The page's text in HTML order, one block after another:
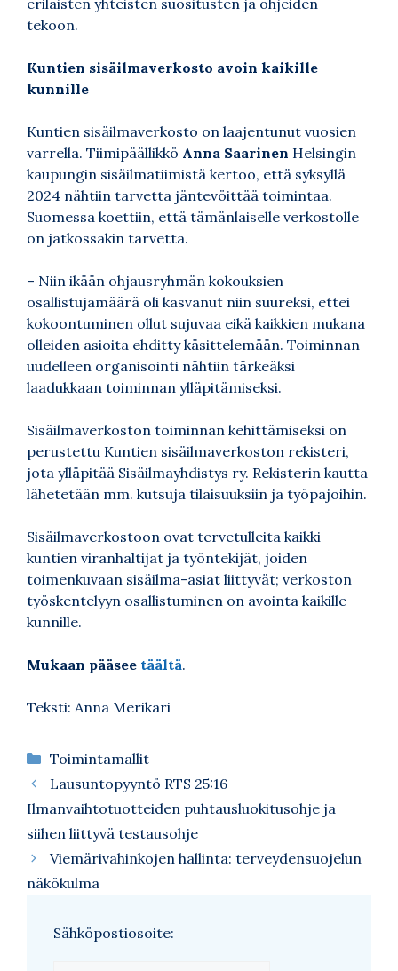
tekoon.
Kuntien sisäilmaverkosto avoin kaikille
kunnille
Kuntien sisäilmaverkosto on laajentunut vuosien
varrella. Tiimipäällikkö Anna Saarinen Helsingin
kaupungin sisäilmatiimistä kertoo, että syksyllä
2024 nähtiin tarvetta jäntevöittää toimintaa.
Suomessa koettiin, että tämänlaiselle verkostolle
on jatkossakin tarvetta.
– Niin ikään ohjausryhmän kokouksien
osallistujamäärä oli kasvanut niin suureksi, ettei
kokoontuminen ollut sujuvaa eikä kaikkien mukana
olleiden asioita ehditty käsittelemään. Toiminnan
uudelleen organisointi nähtiin tärkeäksi
laadukkaan toiminnan ylläpitämiseksi.
Sisäilmaverkoston toiminnan kehittämiseksi on
perustettu Kuntien sisäilmaverkoston rekisteri,
jota ylläpitää Sisäilmayhdistys ry. Rekisterin kautta
lähetetään mm. kutsuja tilaisuuksiin ja työpajoihin.
Sisäilmaverkostoon ovat tervetulleita kaikki
kuntien viranhaltijat ja työntekijät, joiden
toimenkuvaan sisäilma-asiat liittyvät; verkoston
työskentelyyn osallistuminen on avointa kaikille
kunnille.
Mukaan pääsee täältä.
Teksti: Anna Merikari
Kategoriat
Toimintamallit
Lausuntopyyntö RTS 25:16
Ilmanvaihtotuotteiden puhtausluokitusohje ja
siihen liittyvä testausohje
Viemärivahinkojen hallinta: terveydensuojelun
näkökulma
Sähköpostiosoite: